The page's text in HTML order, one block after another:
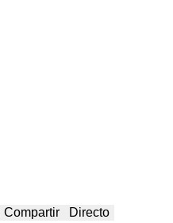
Compartir Directo